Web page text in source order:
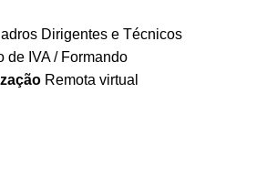
Dirigentes e Técnicos
de IVA / Formando
Remota virtual